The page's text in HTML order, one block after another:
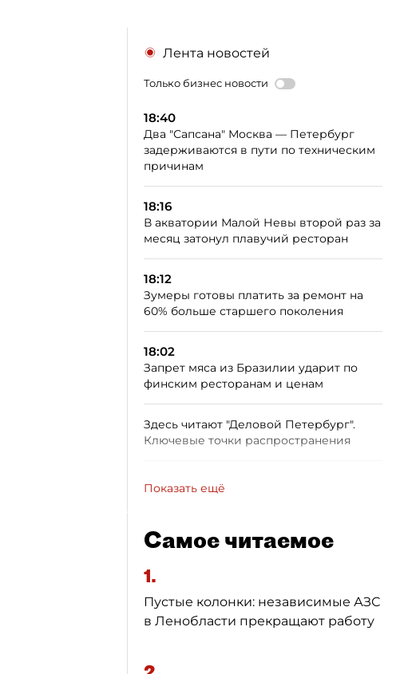
Лента новостей
Только бизнес новости
18:40
Два "Сапсана" Москва — Петербург
задерживаются в пути по техническим
причинам
18:16
В акватории Малой Невы второй раз за
месяц затонул плавучий ресторан
18:12
Зумеры готовы платить за ремонт на
60% больше старшего поколения
18:02
Запрет мяса из Бразилии ударит по
финским ресторанам и ценам
Здесь читают "Деловой Петербург".
Ключевые точки распространения
Показать ещё
Самое читаемое
1.
Пустые колонки: независимые АЗС
в Ленобласти прекращают работу